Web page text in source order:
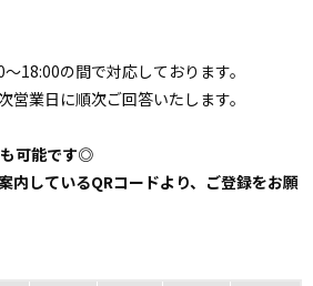
18:00の間で対応しております。
営業日に順次ご回答いたします。
可能です◎
内しているQRコードより、ご登録をお願